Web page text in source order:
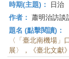
時期(主題)：
日治
作者： 蕭明治訪談
題名 (點擊閱讀)：
〈「臺北南機場
展〉，《臺北文獻